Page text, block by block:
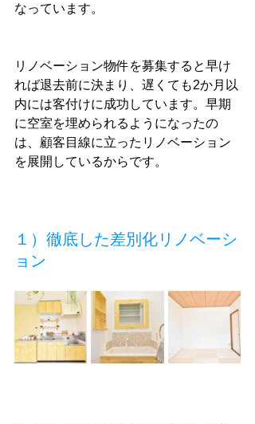
なっています。
リノベーション物件を募集すると早け
れば退去前に決まり、遅くても2か月以
内には客付けに成功しています。早期
に空室を埋められるようになったの
は、顧客目線に立ったリノベーション
を展開しているからです。
１）徹底した差別化リノベーシ
ョン